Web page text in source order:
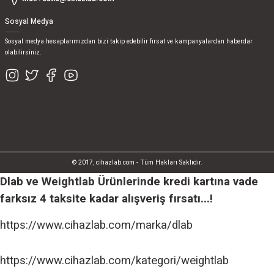
Sosyal Medya
Sosyal medya hesaplarımızdan bizi takip edebilir fırsat ve kampanyalardan haberdar
olabilirsiniz.
© 2017, cihazlab.com - Tüm Hakları Saklıdır.
Dlab ve Weightlab Ürünlerinde kredi kartına vade
farksız 4 taksite kadar alışveriş fırsatı...!
https://www.cihazlab.com/marka/dlab
https://www.cihazlab.com/kategori/weightlab